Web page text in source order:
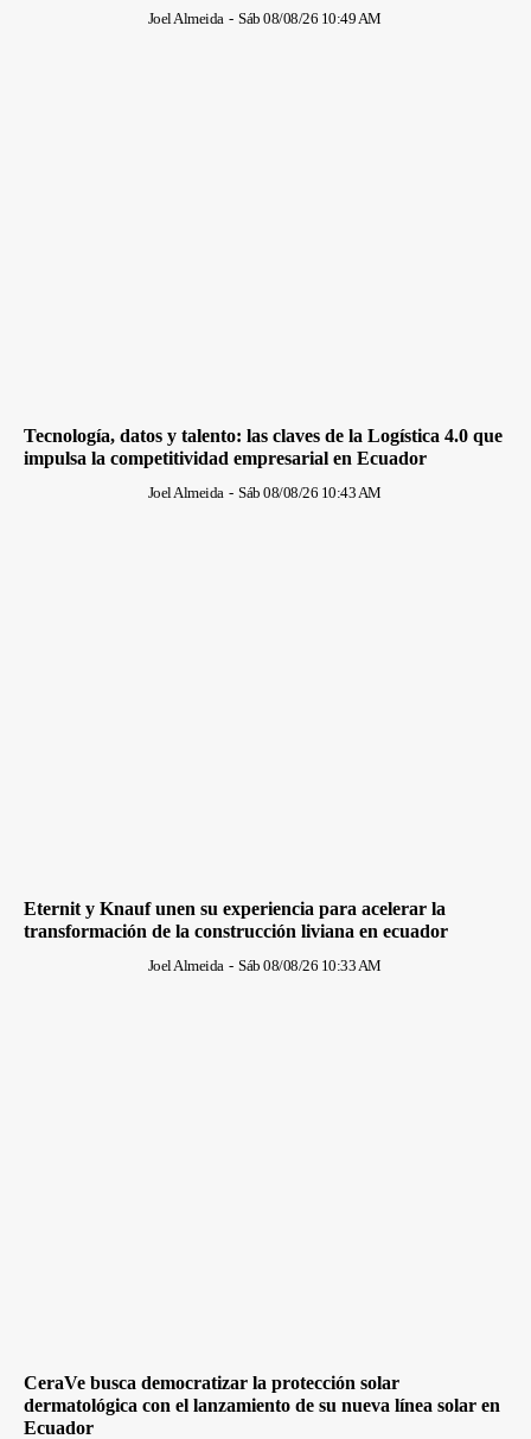
Joel Almeida - Sáb 08/08/26 10:49 AM
Tecnología, datos y talento: las claves de la Logística 4.0 que
impulsa la competitividad empresarial en Ecuador
Joel Almeida - Sáb 08/08/26 10:43 AM
Eternit y Knauf unen su experiencia para acelerar la
transformación de la construcción liviana en ecuador
Joel Almeida - Sáb 08/08/26 10:33 AM
CeraVe busca democratizar la protección solar
dermatológica con el lanzamiento de su nueva línea solar en
Ecuador